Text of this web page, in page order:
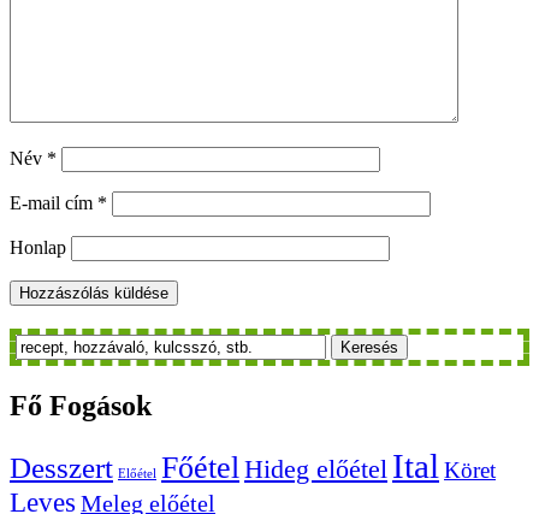
Név *
E-mail cím *
Honlap
Keresés
Fő Fogások
Desszert Előétel FőételHideg előétel Ital Köret
Leves Meleg előétel